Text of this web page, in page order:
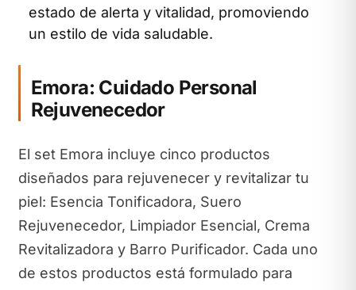
estado de alerta y vitalidad, promoviendo
un estilo de vida saludable.
Emora: Cuidado Personal
Rejuvenecedor
El set Emora incluye cinco productos
diseñados para rejuvenecer y revitalizar tu
piel: Esencia Tonificadora, Suero
Rejuvenecedor, Limpiador Esencial, Crema
Revitalizadora y Barro Purificador. Cada uno
de estos productos está formulado para